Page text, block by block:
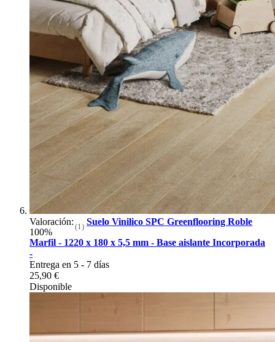
Valoración:
100%
(1) Suelo Vinilico SPC Greenflooring Roble
Marfil - 1220 x 180 x 5,5 mm - Base aislante Incorporada
-
Entrega en 5 - 7 días
25,90 €
Disponible